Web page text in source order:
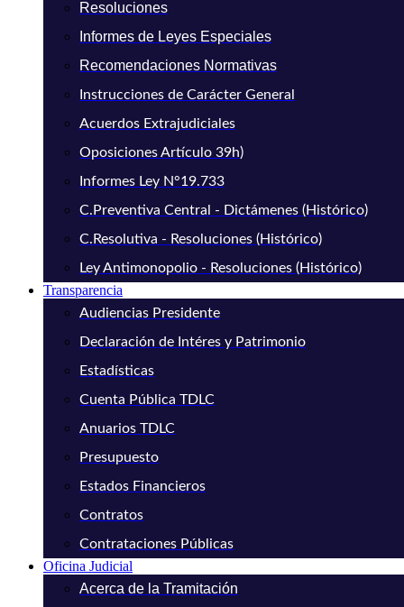
Resoluciones
Informes de Leyes Especiales
Recomendaciones Normativas
Instrucciones de Carácter General
Acuerdos Extrajudiciales
Oposiciones Artículo 39h)
Informes Ley N°19.733
C.Preventiva Central - Dictámenes (Histórico)
C.Resolutiva - Resoluciones (Histórico)
Ley Antimonopolio - Resoluciones (Histórico)
Transparencia
Audiencias Presidente
Declaración de Intéres y Patrimonio
Estadísticas
Cuenta Pública TDLC
Anuarios TDLC
Presupuesto
Estados Financieros
Contratos
Contrataciones Públicas
Oficina Judicial
Acerca de la Tramitación